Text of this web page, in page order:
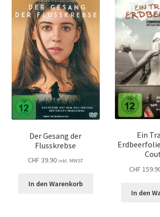
Der Gesang der
Flusskrebse
CHF 39.90 inkl. MWST
In den Warenkorb
Ein
CHF
In den